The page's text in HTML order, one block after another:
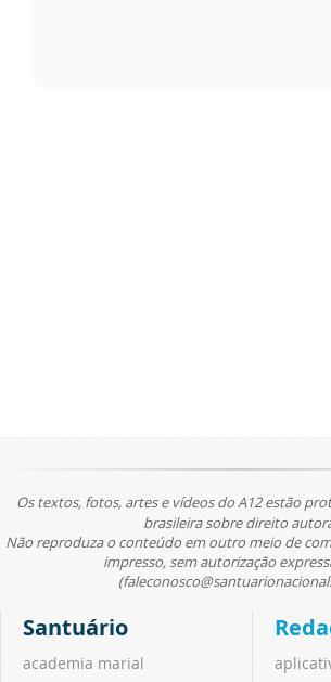
Os textos, fotos, artes e vídeos do A12 estão
brasileira sobre direito
Não reproduza o conteúdo em outro meio de
impresso, sem autorização
Santuário
academia marial